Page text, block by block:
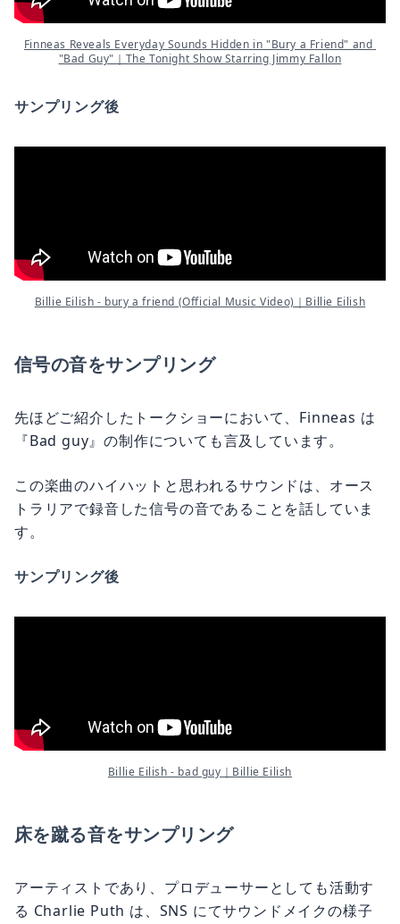
Finneas Reveals Everyday Sounds Hidden in "Bury a Friend" and
"Bad Guy"｜The Tonight Show Starring Jimmy Fallon
サンプリング後
Billie Eilish - bury a friend (Official Music Video)｜Billie Eilish
信号の音をサンプリング
先ほどご紹介したトークショーにおいて、Finneas は
『Bad guy』の制作についても言及しています。
この楽曲のハイハットと思われるサウンドは、オース
トラリアで録音した信号の音であることを話していま
す。
サンプリング後
Billie Eilish - bad guy｜Billie Eilish
床を蹴る音をサンプリング
アーティストであり、プロデューサーとしても活動す
る Charlie Puth は、SNS にてサウンドメイクの様子